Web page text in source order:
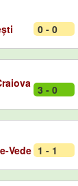
0 - 0
3 - 0
Vede 1 - 1